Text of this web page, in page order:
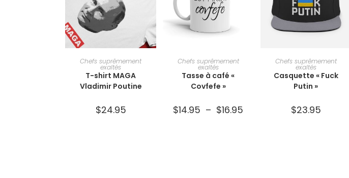
CHOIX DES OPTIONS
Chefs suprêmement
exaltés
T-shirt MAGA
Vladimir Poutine
$24.95
CHOIX DES OPTIONS
Chefs suprêmement
exaltés
Tasse à café «
Covfefe »
$14.95 – $16.95
CHOIX DES OPTIONS
Chefs suprêmement
exaltés
Casquette « Fuck
Putin »
$23.95